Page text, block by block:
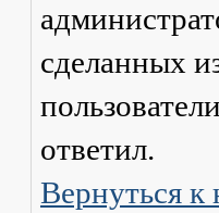
сделанных
ответил.
Вернуться к